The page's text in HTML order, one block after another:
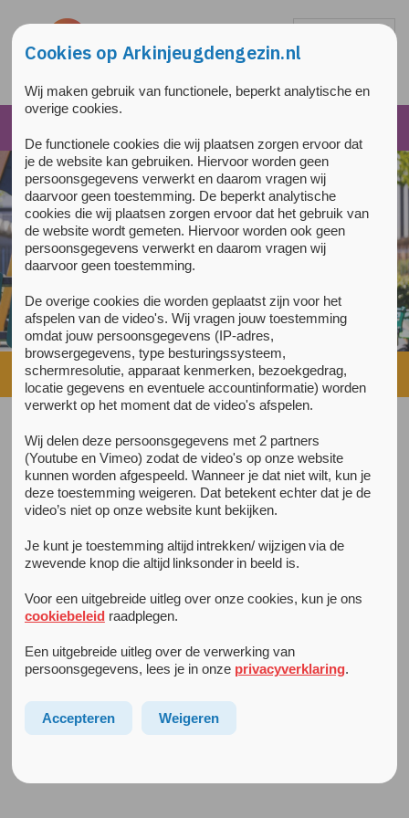
Home»Hoe doe je dat? Platform voor naasten
Alle nieuwsberichten
naasten 8 juni 2018
Hoe doe je dat? Platform voor naasten
Naast je drukke baan ook de zorg dragen voor een naaste
doe je dat?
Om je daarbij te helpen lanceerde gemeente Amsterdam
in samenwerking met zorgaanbieder Arkin een digitaal
doen. Ook kun je er opladen, je verhaal doen en even
ontspannen met interviews, ervaringsverhalen, tips en
verhalen en tips te delen!
Cookies op Arkinjeugdengezin.nl
Wij maken gebruik van functionele, beperkt analytische en
overige cookies.
De functionele cookies die wij plaatsen zorgen ervoor dat
je de website kan gebruiken. Hiervoor worden geen
persoonsgegevens verwerkt en daarom vragen wij
daarvoor geen toestemming. De beperkt analytische
cookies die wij plaatsen zorgen ervoor dat het gebruik van
de website wordt gemeten. Hiervoor worden ook geen
persoonsgegevens verwerkt en daarom vragen wij
daarvoor geen toestemming.
De overige cookies die worden geplaatst zijn voor het
afspelen van de video's. Wij vragen jouw toestemming
omdat jouw persoonsgegevens (IP-adres,
browsergegevens, type besturingssysteem,
schermresolutie, apparaat kenmerken, bezoekgedrag,
locatie gegevens en eventuele accountinformatie) worden
verwerkt op het moment dat de video's afspelen.
Wij delen deze persoonsgegevens met 2 partners
(Youtube en Vimeo) zodat de video's op onze website
kunnen worden afgespeeld. Wanneer je dat niet wilt, kun je
deze toestemming weigeren. Dat betekent echter dat je de
video’s niet op onze website kunt bekijken.
Je kunt je toestemming altijd intrekken/ wijzigen via de
zwevende knop die altijd linksonder in beeld is.
Voor een uitgebreide uitleg over onze cookies, kun je ons
cookiebeleid raadplegen.
Een uitgebreide uitleg over de verwerking van
persoonsgegevens, lees je in onze privacyverklaring.
Accepteren Weigeren